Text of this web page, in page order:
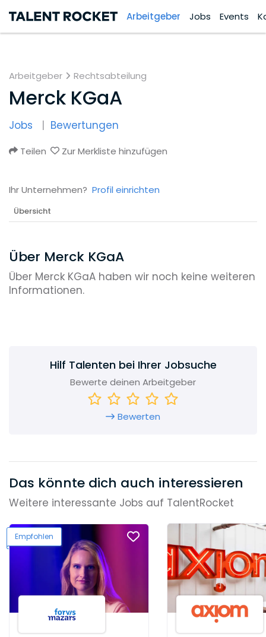
Arbeitgeber Jobs Events
Arbeitgeber Rechtsabteilung
Merck KGaA
Jobs Bewertungen
Teilen Zur Merkliste hinzufügen
Ihr Unternehmen? Profil einrichten
Übersicht
Über Merck KGaA
Über Merck KGaA haben wir noch keine weiteren
Informationen.
Hilf Talenten bei Ihrer Jobsuche
Bewerte deinen Arbeitgeber
Bewerten
Das könnte dich auch interessieren
Weitere interessante Jobs auf TalentRocket
Empfohlen